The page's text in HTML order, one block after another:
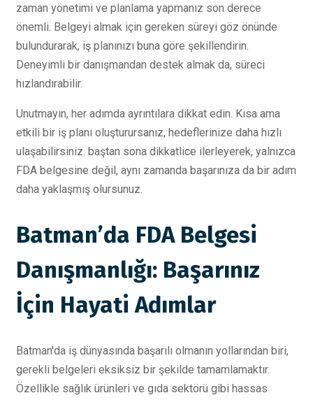
zaman yönetimi ve planlama yapmanız son derece
önemli. Belgeyi almak için gereken süreyi göz önünde
bulundurarak, iş planınızı buna göre şekillendirin.
Deneyimli bir danışmandan destek almak da, süreci
hızlandırabilir.
Unutmayın, her adımda ayrıntılara dikkat edin. Kısa ama
etkili bir iş planı oluşturursanız, hedeflerinize daha hızlı
ulaşabilirsiniz. baştan sona dikkatlice ilerleyerek, yalnızca
FDA belgesine değil, aynı zamanda başarınıza da bir adım
daha yaklaşmış olursunuz.
Batman’da FDA Belgesi
Danışmanlığı: Başarınız
İçin Hayati Adımlar
Batman'da iş dünyasında başarılı olmanın yollarından biri,
gerekli belgeleri eksiksiz bir şekilde tamamlamaktır.
Özellikle sağlık ürünleri ve gıda sektörü gibi hassas